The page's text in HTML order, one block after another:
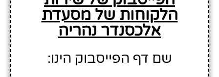
הלקוחות של מסעדת
אלכסנדר נהריה
שם דף הפייסבוק הינו: